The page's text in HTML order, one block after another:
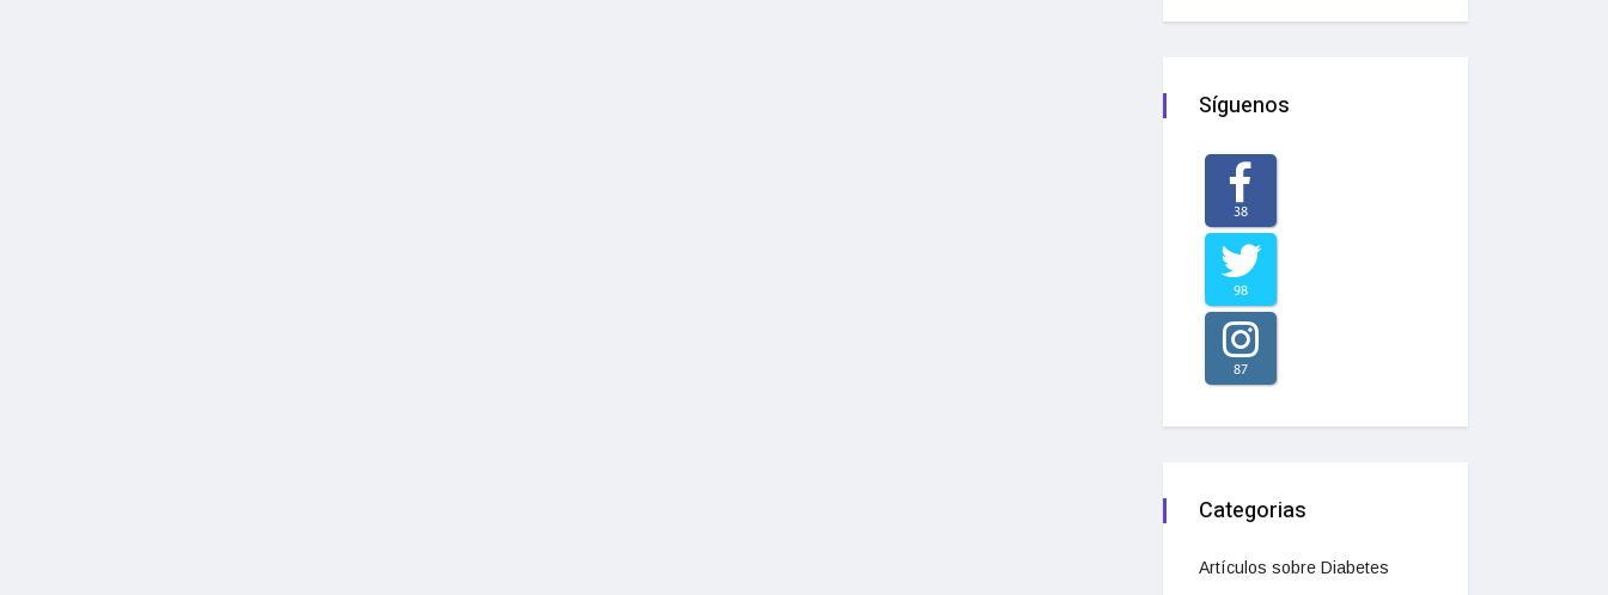
Síguenos
38
98
87
Categorias
Artículos sobre Diabetes